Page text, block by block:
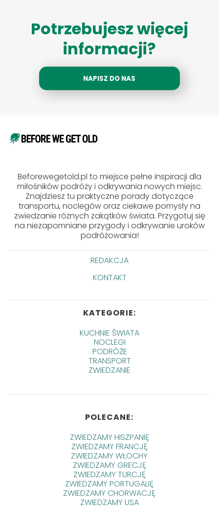
Potrzebujesz więcej
informacji?
NAPISZ DO NAS
Beforewegetold.pl to miejsce pełne inspiracji dla
miłośników podróży i odkrywania nowych miejsc.
Znajdziesz tu praktyczne porady dotyczące
transportu, noclegów oraz ciekawe pomysły na
zwiedzanie różnych zakątków świata. Przygotuj się
na niezapomniane przygody i odkrywanie uroków
podróżowania!
REDAKCJA
KONTAKT
KATEGORIE:
KUCHNIE ŚWIATA
NOCLEGI
PODRÓŻE
TRANSPORT
ZWIEDZANIE
POLECANE:
ZWIEDZAMY HISZPANIĘ
ZWIEDZAMY FRANCJĘ
ZWIEDZAMY WŁOCHY
ZWIEDZAMY GRECJĘ
ZWIEDZAMY TURCJĘ
ZWIEDZAMY PORTUGALIĘ
ZWIEDZAMY CHORWACJĘ
ZWIEDZAMY USA